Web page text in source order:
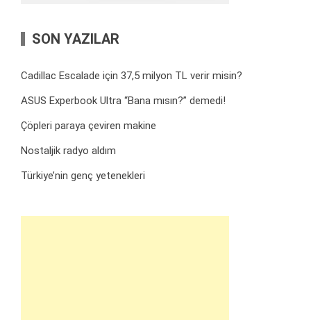
SON YAZILAR
Cadillac Escalade için 37,5 milyon TL verir misin?
ASUS Experbook Ultra “Bana mısın?” demedi!
Çöpleri paraya çeviren makine
Nostaljik radyo aldım
Türkiye’nin genç yetenekleri